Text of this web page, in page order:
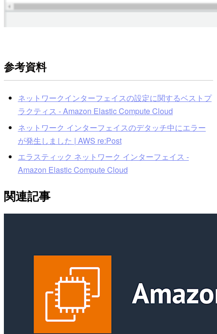
参考資料
ネットワークインターフェイスの設定に関するベストプ
ラクティス - Amazon Elastic Compute Cloud
ネットワーク インターフェイスのデタッチ中にエラー
が発生しました | AWS re:Post
エラスティック ネットワーク インターフェイス -
Amazon Elastic Compute Cloud
関連記事